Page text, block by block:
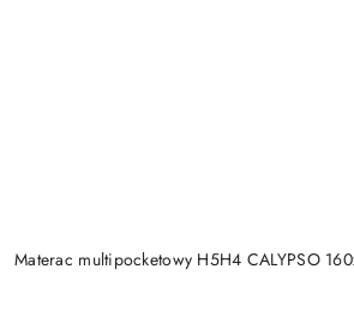
Materac multipocketowy H5H4 CALYPSO